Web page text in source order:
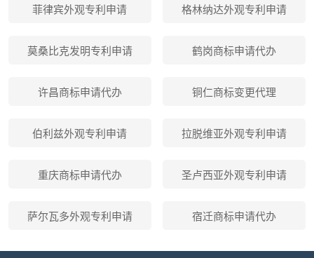
菲律宾外观专利申请 格林纳达外观专利申请
莫桑比克发明专利申请 鹤岗商标申请代办
许昌商标申请代办 铜仁商标变更代理
伯利兹外观专利申请 拉脱维亚外观专利申请
重庆商标申请代办 圣卢西亚外观专利申请
萨尔瓦多外观专利申请 宿迁商标申请代办